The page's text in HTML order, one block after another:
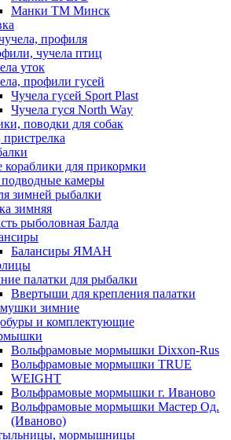
Манки ТМ Минск
профиля
чучела птиц
уток
профили гусей
Чучела гусей Sport Plast
Чучела гуся North Way
поводки для собак
пристрелка
для прикормки
камеры
зимней рыбалки
зимняя
рыболовная Балда
Балансиры ЯМАН
палатки для рыбалки
Ввертыши для крепления палатки
зимние
и комплектующие
Вольфрамовые мормышки Dixxon-Rus
Вольфрамовые мормышки TRUE
WEIGHT
Вольфрамовые мормышки г. Иваново
Вольфрамовые мормышки Мастер Од.
(Иваново)
мормышницы